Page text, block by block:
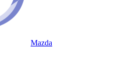
Mazda